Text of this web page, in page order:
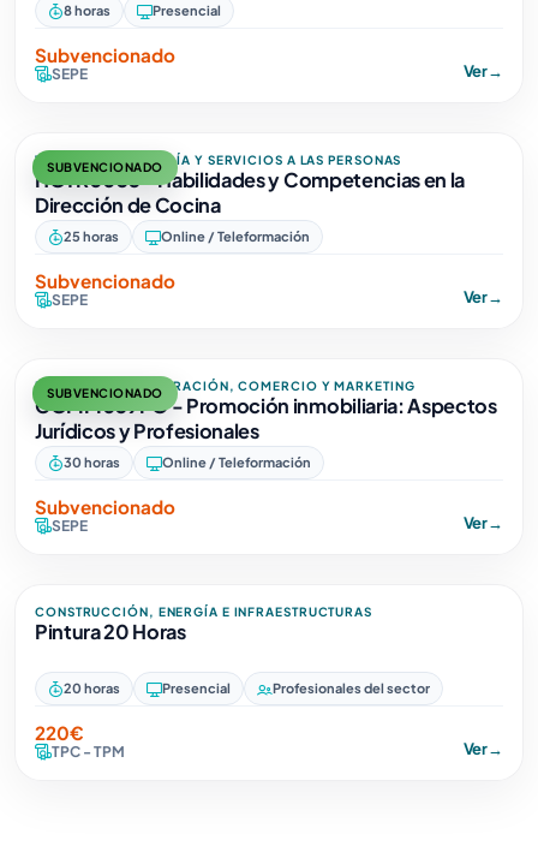
8 horas Presencial
Subvencionado
SEPE Ver→
SUBVENCIONADO
TURISMO, HOSTELERÍA Y SERVICIOS A LAS PERSONAS
HOTR0035 - Habilidades y Competencias en la
Dirección de Cocina
25 horas Online / Teleformación
Subvencionado
SEPE Ver→
SUBVENCIONADO
EMPRESA, ADMINISTRACIÓN, COMERCIO Y MARKETING
COMM059PO - Promoción inmobiliaria: Aspectos
Jurídicos y Profesionales
30 horas Online / Teleformación
Subvencionado
SEPE Ver→
CONSTRUCCIÓN, ENERGÍA E INFRAESTRUCTURAS
Pintura 20 Horas
20 horas Presencial Profesionales del sector
220€
TPC - TPM Ver→